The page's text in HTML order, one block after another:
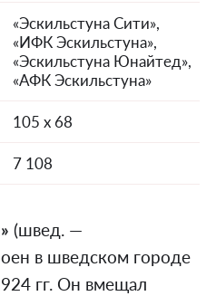
«Эскильстуна Сити»,
«ИФК Эскильстуна»,
«Эскильстуна Юнайтед»,
«АФК Эскильстуна»
105 х 68
7 108
(швед. —
в шведском городе
гг. Он вмещал